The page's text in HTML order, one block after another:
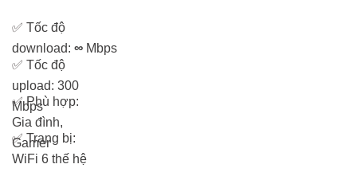
✅ Tốc độ
download: ∞ Mbps
✅ Tốc độ
upload: 300
Mbps
✅Phù hợp:
Gia đình,
Gamer
✅Trang bị:
WiFi 6 thế hệ